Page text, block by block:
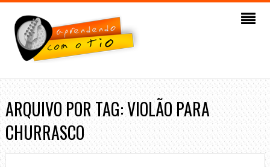
ARQUIVO POR TAG: VIOLÃO PARA
CHURRASCO